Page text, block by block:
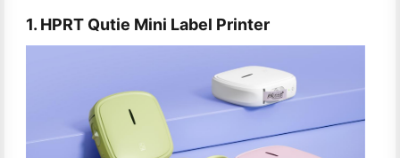
1. HPRT Qutie Mini Label Printer